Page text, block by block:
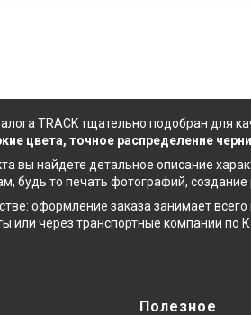
TRACK тщательно подобран для
цвета, точное распределение
вы найдете детальное описание
будь то печать фотографий,
оформление заказа занимает
или через транспортные компании по
Полезное